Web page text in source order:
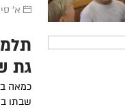
א'
גת
כמאה
שבתו